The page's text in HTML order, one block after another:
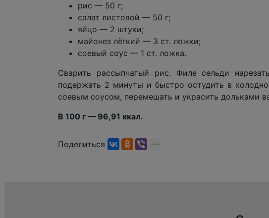
рис — 50 г;
салат листовой — 50 г;
яйцо — 2 штуки;
майонез лёгкий — 3 ст. ложки;
соевый соус — 1 ст. ложка.
Сварить рассыпчатый рис. Филе сельди
подержать 2 минуты и быстро остудить в
соевым соусом, перемешать и украсить дольками
В 100 г — 96,91 ккал.
Поделиться